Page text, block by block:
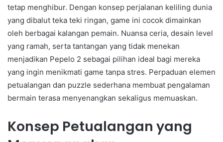
tetap menghibur. Dengan konsep perjalanan keliling dunia
yang dibalut teka teki ringan, game ini cocok dimainkan
oleh berbagai kalangan pemain. Nuansa ceria, desain level
yang ramah, serta tantangan yang tidak menekan
menjadikan Pepelo 2 sebagai pilihan ideal bagi mereka
yang ingin menikmati game tanpa stres. Perpaduan elemen
petualangan dan puzzle sederhana membuat pengalaman
bermain terasa menyenangkan sekaligus memuaskan.
Konsep Petualangan yang